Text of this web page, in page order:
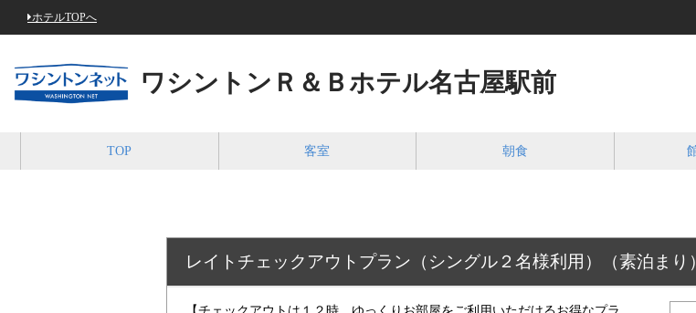
ホテルTOPへ
ワシントンＲ＆Ｂホテル名古屋駅前
TOP 客室 朝食
レイトチェックアウトプラン（シングル２名様利用）（素泊まり）